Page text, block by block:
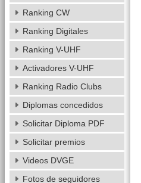
Ranking CW
Ranking Digitales
Ranking V-UHF
Activadores V-UHF
Ranking Radio Clubs
Diplomas concedidos
Solicitar Diploma PDF
Solicitar premios
Videos DVGE
Fotos de seguidores